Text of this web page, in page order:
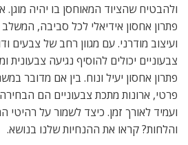
ולהבטיח שהציוד המאוחסן בו יהיה מוגן.
פתרון אחסון אידיאלי לכל סביבה, המשלב
ועיצוב מודרני. עם מגוון רחב של צבעים
צבעוניים יכולים להוסיף נגיעה
פתרון אחסון יעיל ונוח. בין אם מדובר
פרטי, ארונות מתכת צבעוניים הם
ועמיד לאורך זמן. כיצד לשמור על רהיטי
והלחות? קראו את ההנחיות שלנו בנושא.